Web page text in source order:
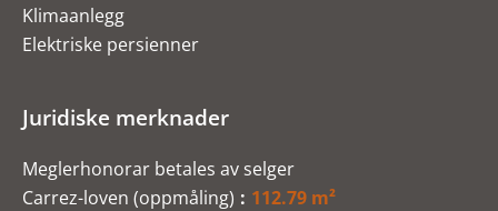
Klimaanlegg
Elektriske persienner
Juridiske merknader
Meglerhonorar betales av selger
Carrez-loven (oppmåling)
112.79 m²